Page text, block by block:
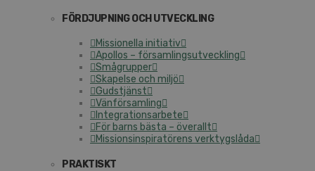
FÖRDJUPNING OCH UTVECKLING
Missionella initiativ
Apollos – församlingsutveckling
Smågrupper
Skapelse och miljö
Gudstjänst
Vänförsamling
Integrationsarbete
För barns bästa – överallt
Missionsinspiratörens verktygslåda
PRAKTISKT